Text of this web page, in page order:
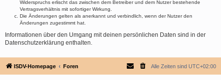
Widerspruchs erlischt das zwischen dem Betreiber und dem Nutzer bestehende
Vertragsverhältnis mit sofortiger Wirkung.
Die Änderungen gelten als anerkannt und verbindlich, wenn der Nutzer den
Änderungen zugestimmt hat.
Informationen über den Umgang mit deinen persönlichen Daten sind in der
Datenschutzerklärung enthalten.
ISDV-Homepage Foren Alle Zeiten sind UTC+02:00